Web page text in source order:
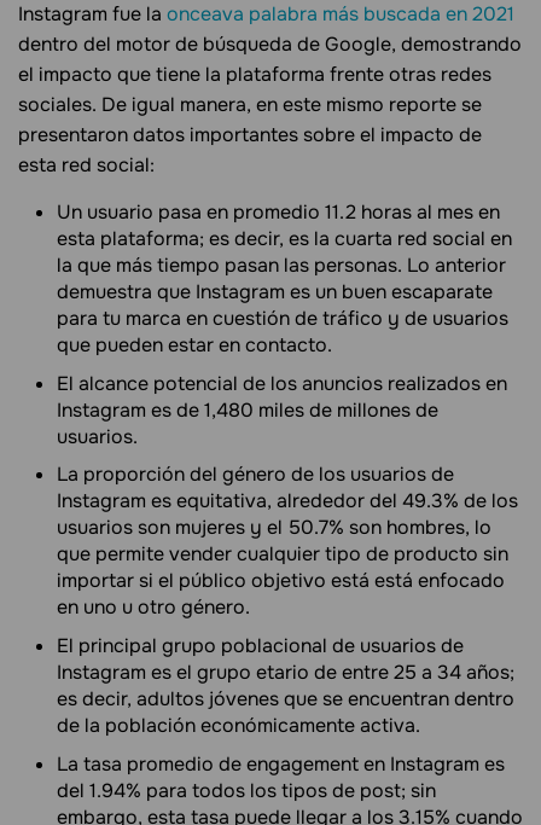
Instagram fue la onceava palabra más buscada en 2021
dentro del motor de búsqueda de Google, demostrando
el impacto que tiene la plataforma frente otras redes
sociales. De igual manera, en este mismo reporte se
presentaron datos importantes sobre el impacto de
esta red social:
Un usuario pasa en promedio 11.2 horas al mes en
esta plataforma; es decir, es la cuarta red social en
la que más tiempo pasan las personas. Lo anterior
demuestra que Instagram es un buen escaparate
para tu marca en cuestión de tráfico y de usuarios
que pueden estar en contacto.
El alcance potencial de los anuncios realizados en
Instagram es de 1,480 miles de millones de
usuarios.
La proporción del género de los usuarios de
Instagram es equitativa, alrededor del 49.3% de los
usuarios son mujeres y el 50.7% son hombres, lo
que permite vender cualquier tipo de producto sin
importar si el público objetivo está está enfocado
en uno u otro género.
El principal grupo poblacional de usuarios de
Instagram es el grupo etario de entre 25 a 34 años;
es decir, adultos jóvenes que se encuentran dentro
de la población económicamente activa.
La tasa promedio de engagement en Instagram es
del 1.94% para todos los tipos de post; sin
embargo, esta tasa puede llegar a los 3.15% cuando